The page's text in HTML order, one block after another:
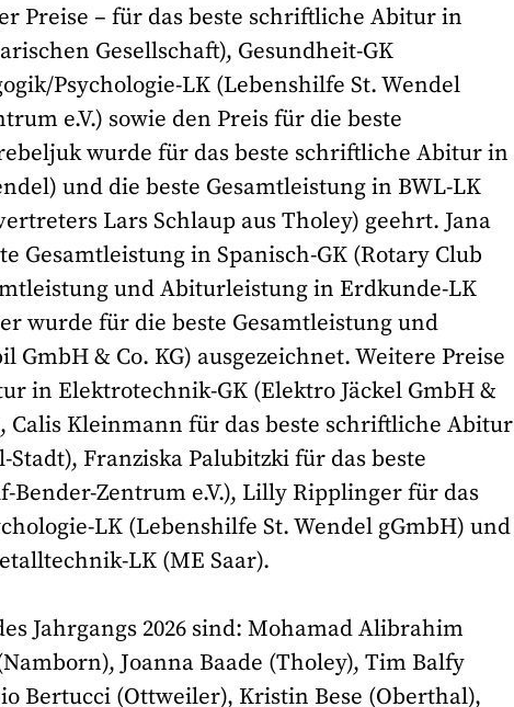
Preise – für das beste schriftliche Abitur in
Gesellschaft), Gesundheit-GK
Psychologie-LK (Lebenshilfe St. Wendel
e.V.) sowie den Preis für die beste
wurde für das beste schriftliche Abitur in
und die beste Gesamtleistung in BWL-LK
Lars Schlaup aus Tholey) geehrt. Jana
Gesamtleistung in Spanisch-GK (Rotary Club
und Abiturleistung in Erdkunde-LK
wurde für die beste Gesamtleistung und
& Co. KG) ausgezeichnet. Weitere Preise
in Elektrotechnik-GK (Elektro Jäckel GmbH &
Calis Kleinmann für das beste schriftliche Abitur
Franziska Palubitzki für das beste
Zentrum e.V.), Lilly Ripplinger für das
LK (Lebenshilfe St. Wendel gGmbH) und
LK (ME Saar).
Jahrgangs 2026 sind: Mohamad Alibrahim
Joanna Baade (Tholey), Tim Balfy
Bertucci (Ottweiler), Kristin Bese (Oberthal),